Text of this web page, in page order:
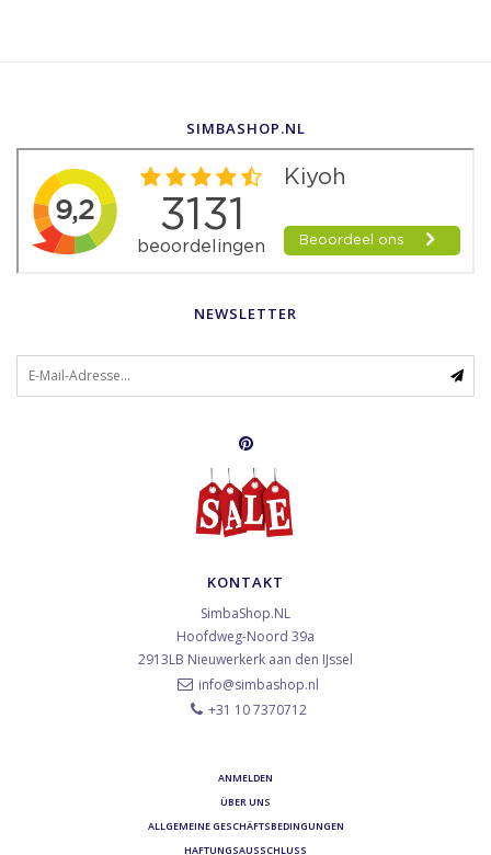
SIMBASHOP.NL
NEWSLETTER
KONTAKT
SimbaShop.NL
Hoofdweg-Noord 39a
2913LB Nieuwerkerk aan den IJssel
info@simbashop.nl
+31 10 7370712
ANMELDEN
ÜBER UNS
ALLGEMEINE GESCHÄFTSBEDINGUNGEN
HAFTUNGSAUSSCHLUSS